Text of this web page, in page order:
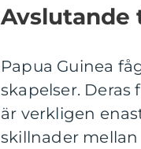
Avslutande
Papua Guinea
skapelser.
är verkligen
skillnader